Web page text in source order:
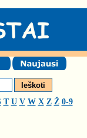
T U V W X Z Ž 0-9